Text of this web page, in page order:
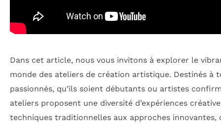
Dans cet article, nous vous invitons à explorer le
monde des ateliers de création artistique. Destinés à
passionnés, qu’ils soient débutants ou artistes
ateliers proposent une diversité d’expériences
techniques traditionnelles aux approches innovantes,